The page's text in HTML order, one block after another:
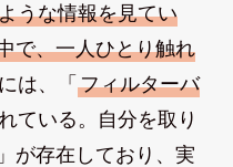
うな情報を見てい
で、一人ひとり触れ
は、「 フィルターバ
ている。自分を取り
が存在しており、実